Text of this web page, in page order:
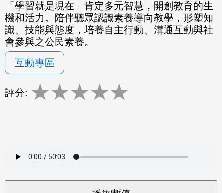
「學習就是現在」肯定多元智慧，開創教育的生
機和活力。 陪伴聽眾認識素養導向教學，形塑知
識、技能與態度， 培養自主行動、溝通互動與社
會參與之公民素養。
互動專區
評分: ★★★★★